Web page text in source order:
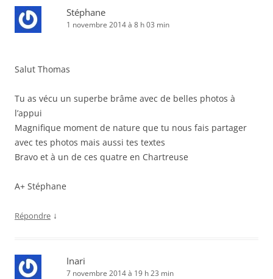
Stéphane
1 novembre 2014 à 8 h 03 min
Salut Thomas
Tu as vécu un superbe brâme avec de belles photos à
l’appui
Magnifique moment de nature que tu nous fais partager
avec tes photos mais aussi tes textes
Bravo et à un de ces quatre en Chartreuse
A+ Stéphane
Répondre ↓
Inari
7 novembre 2014 à 19 h 23 min